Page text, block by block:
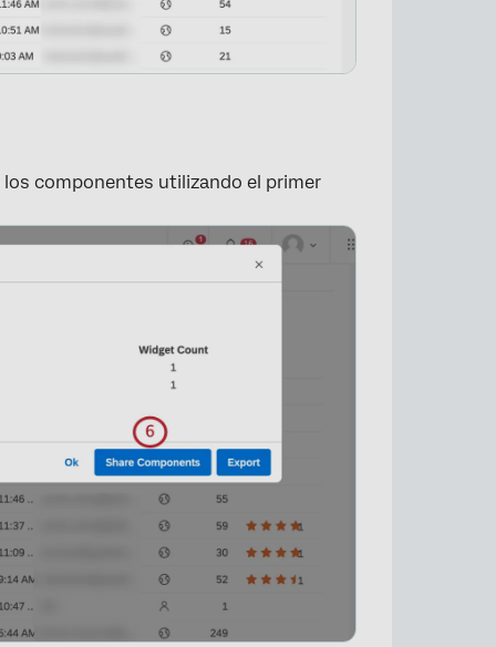
componentes utilizando el primer